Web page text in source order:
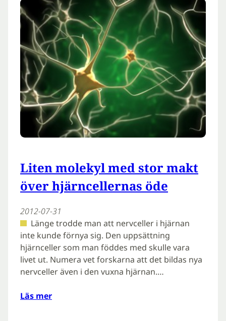
Liten molekyl med stor makt
över hjärncellernas öde
2012-07-31
Länge trodde man att nervceller i hjärnan
inte kunde förnya sig. Den uppsättning
hjärnceller som man föddes med skulle vara
livet ut. Numera vet forskarna att det bildas nya
nervceller även i den vuxna hjärnan.…
Läs mer